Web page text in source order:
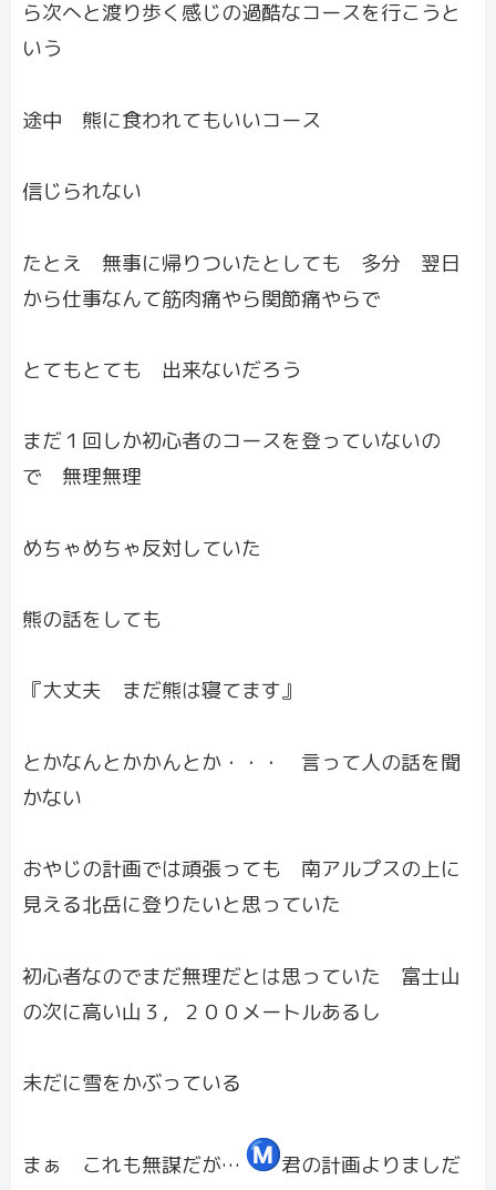
ら次へと渡り歩く感じの過酷なコースを行こうと
いう
途中 熊に食われてもいいコース
信じられない
たとえ 無事に帰りついたとしても 多分 翌日
から仕事なんて筋肉痛やら関節痛やらで
とてもとても 出来ないだろう
まだ１回しか初心者のコースを登っていないの
で 無理無理
めちゃめちゃ反対していた
熊の話をしても
『大丈夫 まだ熊は寝てます』
とかなんとかかんとか・・・ 言って人の話を聞
かない
おやじの計画では頑張っても 南アルプスの上に
見える北岳に登りたいと思っていた
初心者なのでまだ無理だとは思っていた 富士山
の次に高い山３，２００メートルあるし
未だに雪をかぶっている
まぁ これも無謀だが… 君の計画よりましだ